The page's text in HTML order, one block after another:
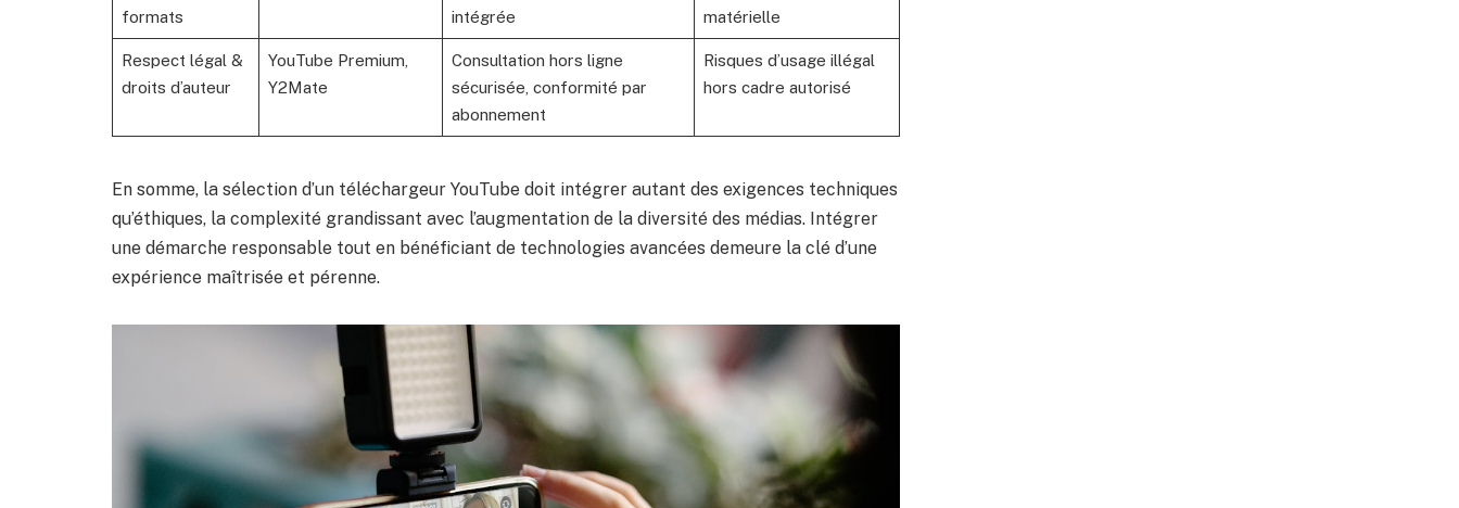
formats
intégrée
matérielle
Respect légal &
droits d’auteur
YouTube Premium,
Y2Mate
Consultation hors ligne
sécurisée, conformité par
abonnement
Risques d’usage illégal
hors cadre autorisé
En somme, la sélection d’un téléchargeur YouTube doit intégrer autant des exigences techniques
qu’éthiques, la complexité grandissant avec l’augmentation de la diversité des médias. Intégrer
une démarche responsable tout en bénéficiant de technologies avancées demeure la clé d’une
expérience maîtrisée et pérenne.